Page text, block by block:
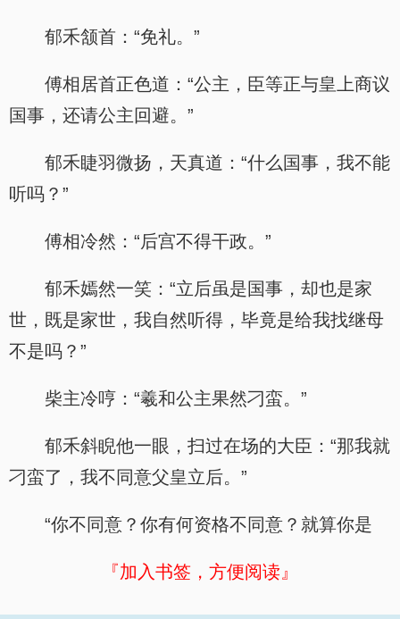
郁禾颔首：“免礼。”
傅相居首正色道：“公主，臣等正与皇上商议
国事，还请公主回避。”
郁禾睫羽微扬，天真道：“什么国事，我不能
听吗？”
傅相冷然：“后宫不得干政。”
郁禾嫣然一笑：“立后虽是国事，却也是家
世，既是家世，我自然听得，毕竟是给我找继母
不是吗？”
柴主冷哼：“羲和公主果然刁蛮。”
郁禾斜睨他一眼，扫过在场的大臣：“那我就
刁蛮了，我不同意父皇立后。”
“你不同意？你有何资格不同意？就算你是
『加入书签，方便阅读』